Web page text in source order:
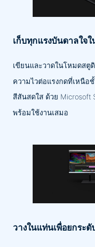
เก็บทุกแรงบันดาลใจ
เขียนและวาดในโหมดสตู
ความไวต่อแรงกดที่เหนือ
สีสันสดใส ด้วย Microsoft
พร้อมใช้งานเสมอ
วางในแท่นเพื่อยกระ